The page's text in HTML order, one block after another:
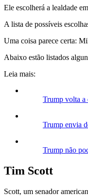
Ele escolherá a lealdade
A lista de possíveis
Uma coisa parece certa:
Abaixo estão listados
Leia mais:
Trump volta a
Trump envia
Trump não
Tim Scott
Scott, um senador